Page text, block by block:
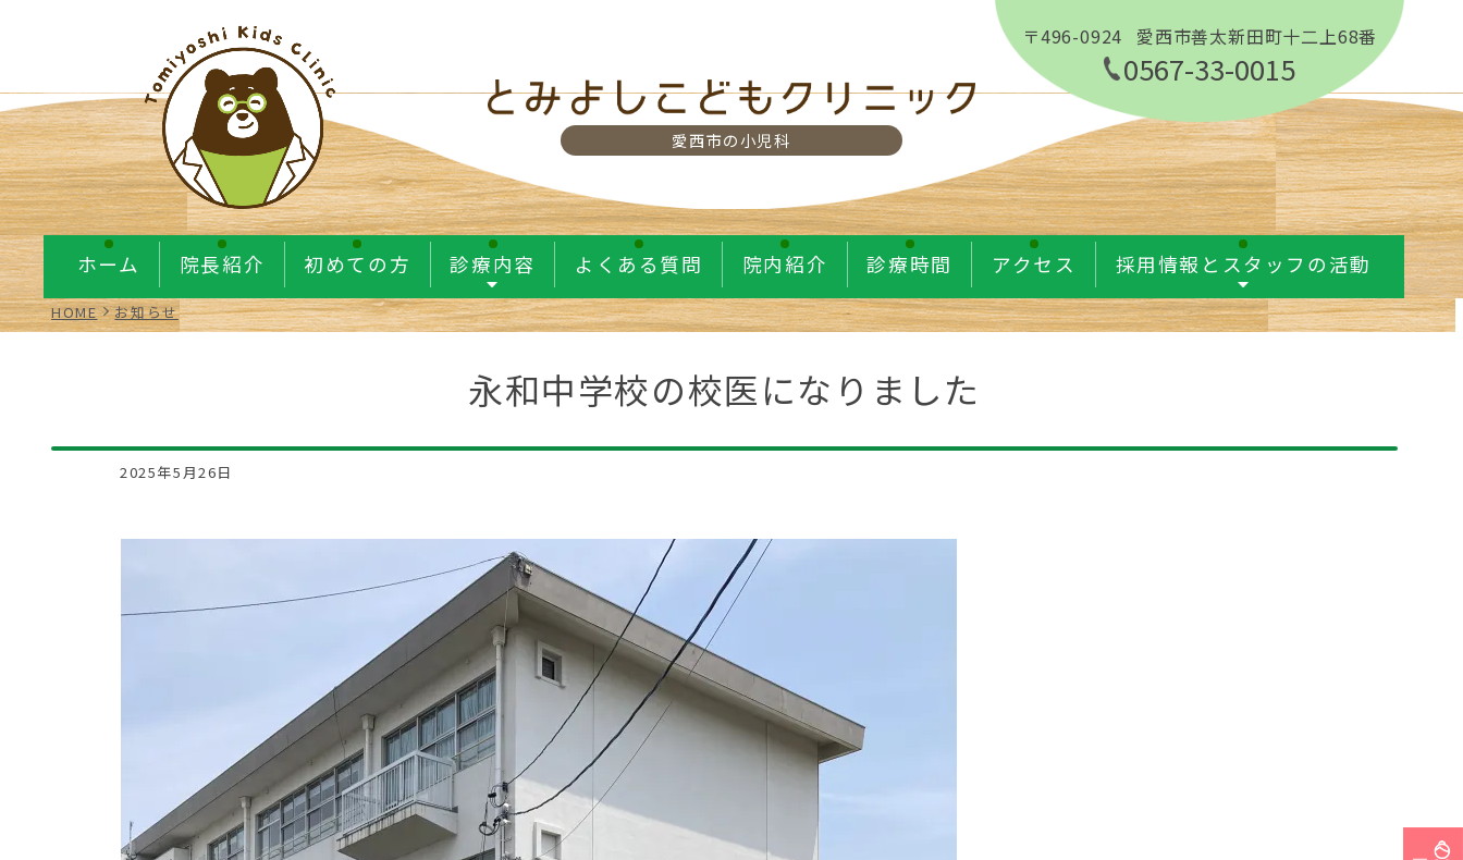
愛西市の小児科
〒496-0924 愛西市善太新田町十二上68番
0567-33-0015
ホーム 院長紹介 初めての方 診療内容 よくある質問 院内紹介 診療時間 アクセス 採用情報とスタッフの活動
HOME お知らせ
永和中学校の校医になりました
2025年5月26日